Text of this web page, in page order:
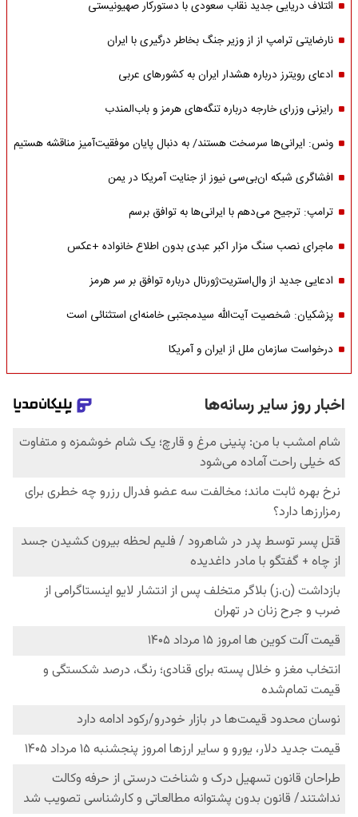
ائتلاف دریایی جدید نقاب سعودی با دستورکار صهیونیستی
نارضایتی ترامپ از از وزیر جنگ بخاطر درگیری با ایران
ادعای رویترز درباره هشدار ایران به کشورهای عربی
رایزنی وزرای خارجه درباره تنگه‌های هرمز و باب‌المندب
ونس: ایرانی‌ها سرسخت هستند/ به دنبال پایان موفقیت‌آمیز مناقشه هستیم
افشاگری شبکه ان‌بی‌سی نیوز از جنایت آمریکا در یمن
ترامپ: ترجیح می‌دهم با ایرانی‌‌ها به توافق برسم
ماجرای نصب سنگ مزار اکبر عبدی بدون اطلاع خانواده +عکس
ادعایی جدید از وال‌استریت‌ژورنال درباره توافق بر سر هرمز
پزشکیان: شخصیت آیت‌الله سیدمجتبی خامنه‌ای استثنائی است
درخواست سازمان ملل از ایران و آمریکا